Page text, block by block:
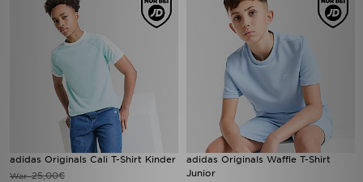
adidas Originals Cali T-Shirt Kinder
War25,00€
adidas Originals Waffle T-Shirt
Junior